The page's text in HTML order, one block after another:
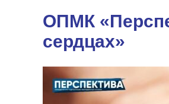
ОПМК
сердцах»